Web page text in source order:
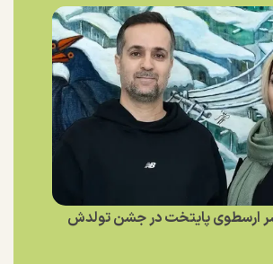
پایتخت در جشن تولدش